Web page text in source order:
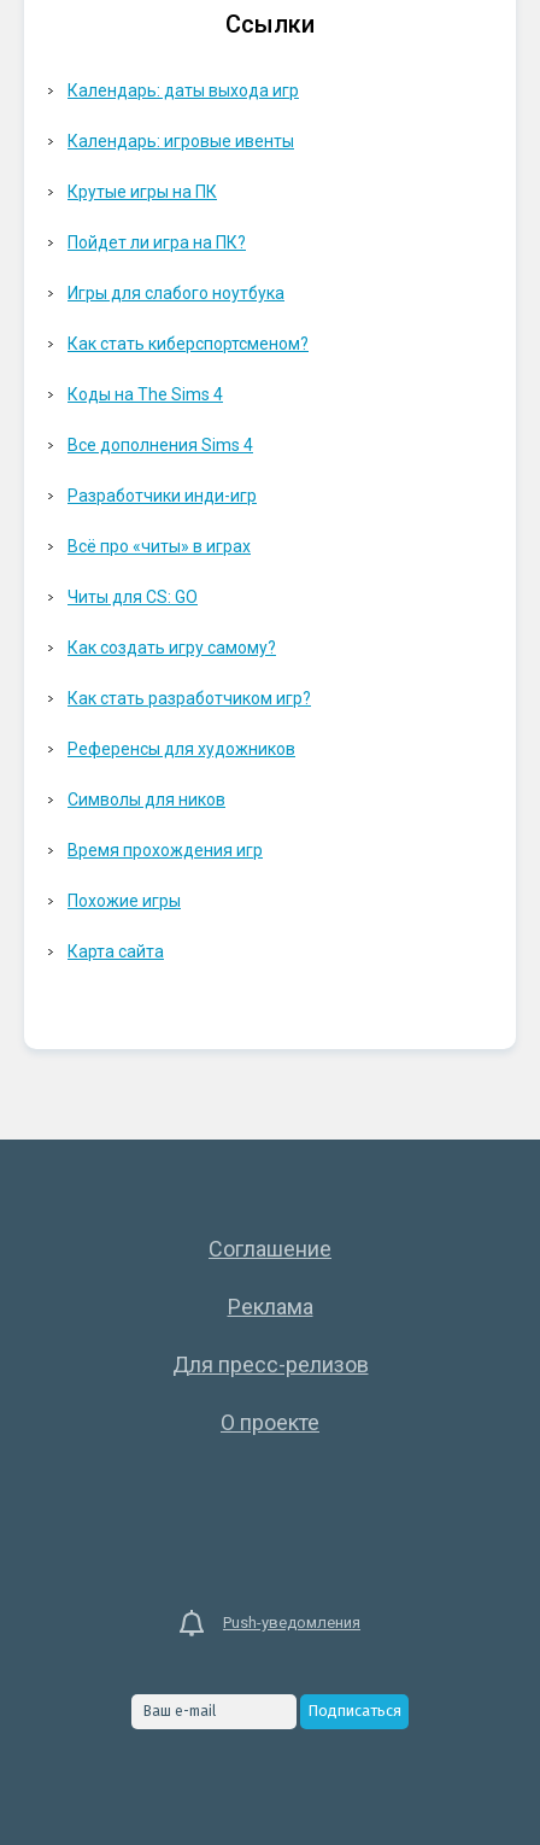
Ссылки
Календарь: даты выхода игр
Календарь: игровые ивенты
Крутые игры на ПК
Пойдет ли игра на ПК?
Игры для слабого ноутбука
Как стать киберспортсменом?
Коды на The Sims 4
Все дополнения Sims 4
Разработчики инди-игр
Всё про «читы» в играх
Читы для CS: GO
Как создать игру самому?
Как стать разработчиком игр?
Референсы для художников
Символы для ников
Время прохождения игр
Похожие игры
Карта сайта
Соглашение
Реклама
Для пресс-релизов
О проекте
Push-уведомления